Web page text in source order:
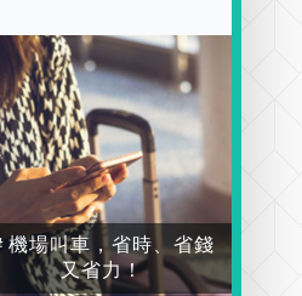
機場叫車，省時、省錢
又省力！